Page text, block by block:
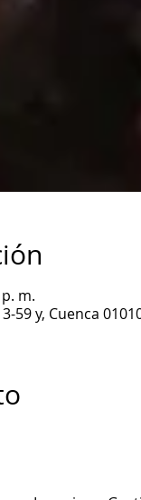
m.
59 y, Cuenca